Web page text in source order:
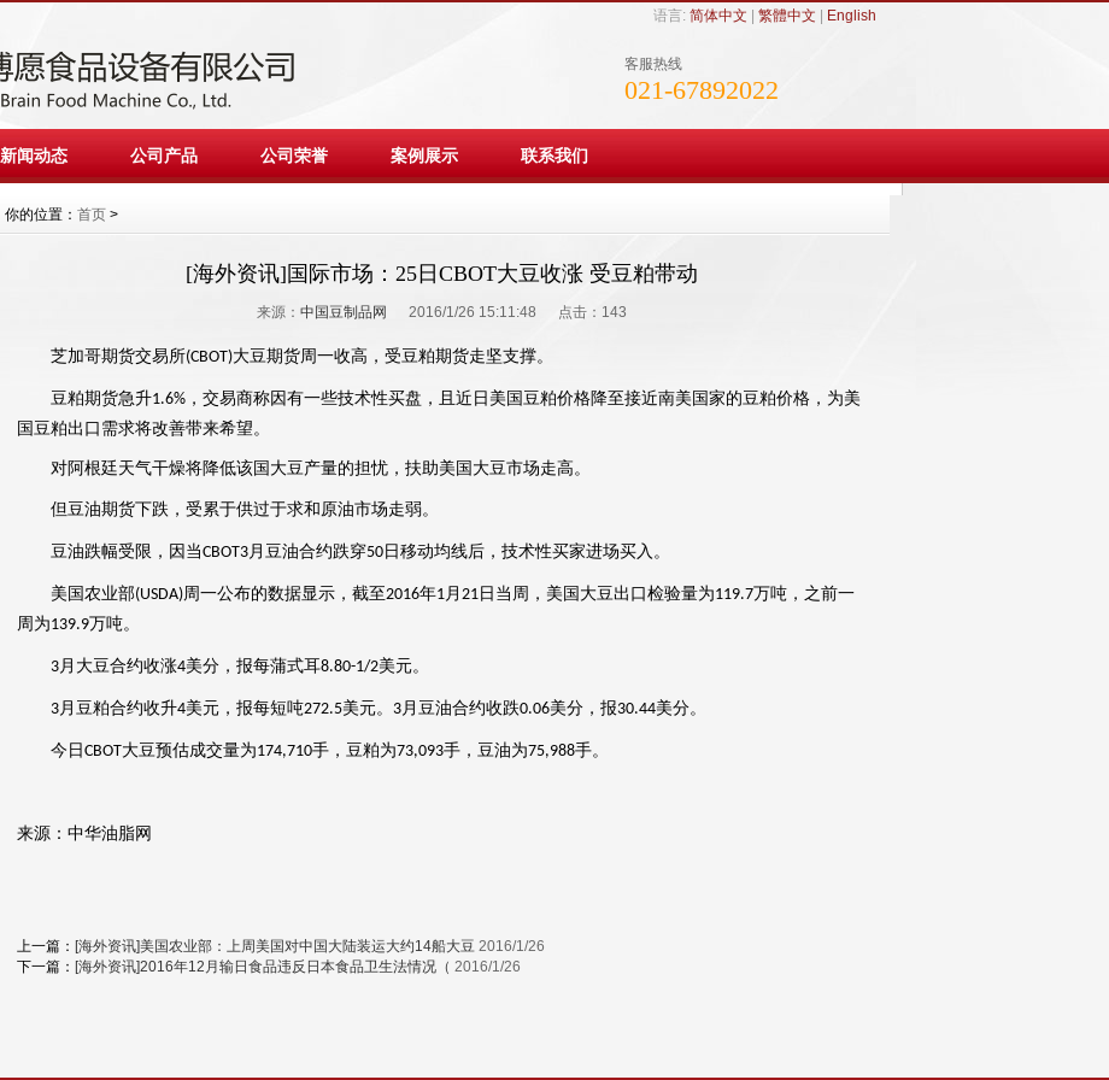
语言: 简体中文 繁體中文 English
客服热线
021-67892022
新闻动态 公司产品 公司荣誉 案例展示 联系我们
你的位置： 首页 >
[海外资讯]国际市场：25日CBOT大豆收涨 受豆粕带动
来源： 中国豆制品网 2016/1/26 15:11:48 点击： 143
芝加哥期货交易所(CBOT)大豆期货周一收高，受豆粕期货走坚支撑。
豆粕期货急升1.6% ，交易商称因有一些技术性买盘，且近日美国豆粕价格降至接近南美国家的豆粕价格，为美
国豆粕出口需求将改善带来希望。
对阿根廷天气干燥将降低该国大豆产量的担忧，扶助美国大豆市场走高。
但豆油期货下跌，受累于供过于求和原油市场走弱。
豆油跌幅受限，因当CBOT3月豆油合约跌穿50 日移动均线后，技术性买家进场买入。
美国农业部(USDA)周一公布的数据显示，截至2016年1月 21 日当周，美国大豆出口检验量为119.7万吨，之前一
周为139.9万吨。
3月大豆合约收涨4美分，报每蒲式耳8.80-1/2美元。
3月豆粕合约收升4美元，报每短吨272.5美元。 3月豆油合约收跌0.06美分，报30.44美分。
今日 CBOT大豆预估成交量为174,710手，豆粕为73,093手，豆油为75,988手。
来源：中华油脂网
上一篇： [海外资讯]美国农业部：上周美国对中国大陆装运大约14船大豆 2016/1/26
下一篇： [海外资讯]2016年12月输日食品违反日本食品卫生法情况（ 2016/1/26